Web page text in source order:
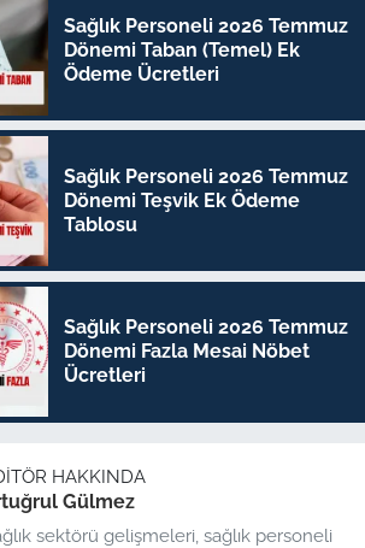
Sağlık Personeli 2026 Temmuz
Dönemi Taban (Temel) Ek
Ödeme Ücretleri
Sağlık Personeli 2026 Temmuz
Dönemi Teşvik Ek Ödeme
Tablosu
Sağlık Personeli 2026 Temmuz
Dönemi Fazla Mesai Nöbet
Ücretleri
HAKKINDA
Gülmez
sektörü gelişmeleri, sağlık personeli